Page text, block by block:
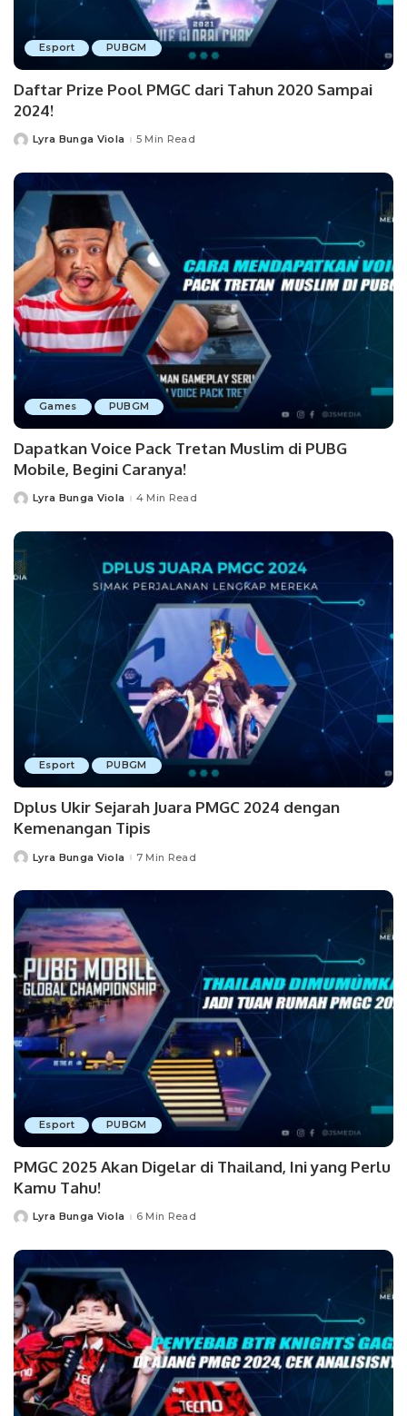
Esport PUBGM
Daftar Prize Pool PMGC dari Tahun 2020 Sampai
2024!
PostedLyra Bunga Viola 5 Min Read
Games PUBGM
Dapatkan Voice Pack Tretan Muslim di PUBG
Mobile, Begini Caranya!
PostedLyra Bunga Viola 4 Min Read
Esport PUBGM
Dplus Ukir Sejarah Juara PMGC 2024 dengan
Kemenangan Tipis
PostedLyra Bunga Viola 7 Min Read
Esport PUBGM
PMGC 2025 Akan Digelar di Thailand, Ini yang Perlu
Kamu Tahu!
PostedLyra Bunga Viola 6 Min Read